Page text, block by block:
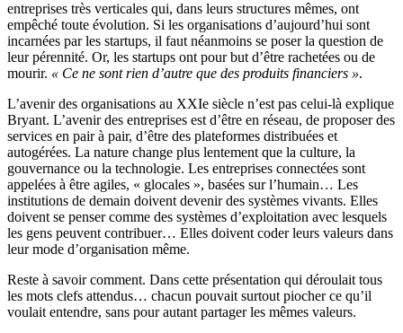
entreprises très verticales qui, dans leurs structures mêmes, ont
empêché toute évolution. Si les organisations d’aujourd’hui sont
incarnées par les startups, il faut néanmoins se poser la question de
leur pérennité. Or, les startups ont pour but d’être rachetées ou de
mourir. « Ce ne sont rien d’autre que des produits financiers ».
L’avenir des organisations au XXIe siècle n’est pas celui-là explique
Bryant. L’avenir des entreprises est d’être en réseau, de proposer des
services en pair à pair, d’être des plateformes distribuées et
autogérées. La nature change plus lentement que la culture, la
gouvernance ou la technologie. Les entreprises connectées sont
appelées à être agiles, « glocales », basées sur l’humain… Les
institutions de demain doivent devenir des systèmes vivants. Elles
doivent se penser comme des systèmes d’exploitation avec lesquels
les gens peuvent contribuer… Elles doivent coder leurs valeurs dans
leur mode d’organisation même.
Reste à savoir comment. Dans cette présentation qui déroulait tous
les mots clefs attendus… chacun pouvait surtout piocher ce qu’il
voulait entendre, sans pour autant partager les mêmes valeurs.